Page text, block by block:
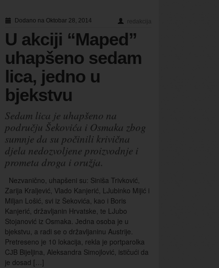
Dodano na Oktobar 28, 2014 redakcija
U akciji “Maped”
uhapšeno sedam
lica, jedno u
bjekstvu
Sedam lica je uhapšeno na
području Šekovića i Osmaka zbog
sumnje da su počinili krivična
djela nedozvoljene proizvodnje i
prometa droga i oružja.
Nezvanično, uhapšeni su: Siniša Trivković,
Zarija Kraljević, Vlado Kanjerić, LJubinko Mijić i
Miljan Lošić, svi iz Šekovića, kao i Boris
Kanjerić, državljanin Hrvatske, te LJubo
Stojanović iz Osmaka. Јedna osoba je u
bjekstvu, a radi se o državljaninu Austrije.
Pretreseno je 10 lokacija, rekla je portparolka
CЈB Bijeljina, Aleksandra Simojlović, ističući da
je dosad […]